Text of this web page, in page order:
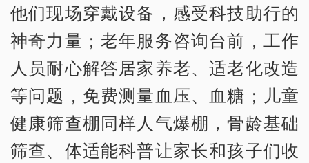
他们现场穿戴设备，感受科技助行的
神奇力量；老年服务咨询台前，工作
人员耐心解答居家养老、适老化改造
等问题，免费测量血压、血糖；儿童
健康筛查棚同样人气爆棚，骨龄基础
筛查、体适能科普让家长和孩子们收